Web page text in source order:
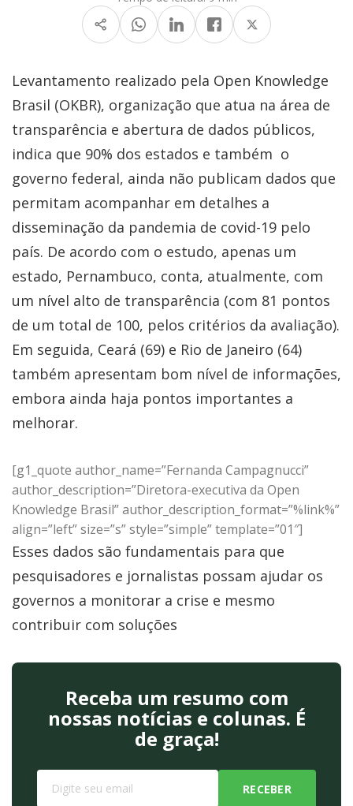
Levantamento realizado pela Open Knowledge
Brasil (OKBR), organização que atua na área de
transparência e abertura de dados públicos,
indica que 90% dos estados e também o
governo federal, ainda não publicam dados que
permitam acompanhar em detalhes a
disseminação da pandemia de covid-19 pelo
país. De acordo com o estudo, apenas um
estado, Pernambuco, conta, atualmente, com
um nível alto de transparência (com 81 pontos
de um total de 100, pelos critérios da avaliação).
Em seguida, Ceará (69) e Rio de Janeiro (64)
também apresentam bom nível de informações,
embora ainda haja pontos importantes a
melhorar.
[g1_quote author_name=”Fernanda Campagnucci”
author_description=”Diretora-executiva da Open
Knowledge Brasil” author_description_format=”%link%”
align=”left” size=”s” style=”simple” template=”01″]
Esses dados são fundamentais para que
pesquisadores e jornalistas possam ajudar os
governos a monitorar a crise e mesmo
contribuir com soluções
Receba um resumo com
nossas notícias e colunas. É
de graça!